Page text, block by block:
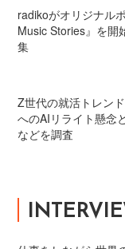
radikoがオリジナル
Music Stories』を開
集
Z世代の就活トレン
へのAIリライト懸念
などを調査